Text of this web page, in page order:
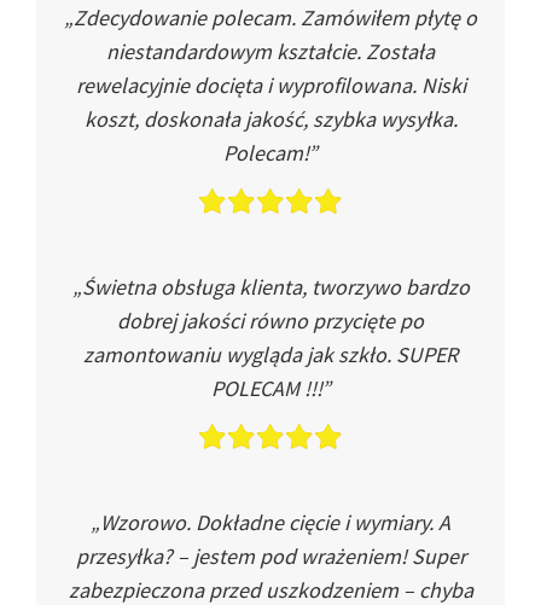
„Zdecydowanie polecam. Zamówiłem płytę o
niestandardowym kształcie. Została
rewelacyjnie docięta i wyprofilowana. Niski
koszt, doskonała jakość, szybka wysyłka.
Polecam!”
„Świetna obsługa klienta, tworzywo bardzo
dobrej jakości równo przycięte po
zamontowaniu wygląda jak szkło. SUPER
POLECAM !!!”
„Wzorowo. Dokładne cięcie i wymiary. A
przesyłka? – jestem pod wrażeniem! Super
zabezpieczona przed uszkodzeniem – chyba